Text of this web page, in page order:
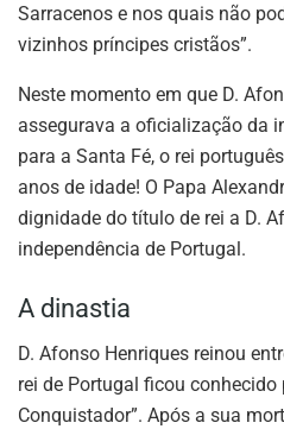
Sarracenos e nos quais não
vizinhos príncipes cristãos”.
Neste momento em que D.
assegurava a oficialização da
para a Santa Fé, o rei
anos de idade! O Papa
dignidade do título de rei a D.
independência de Portugal.
A dinastia
D. Afonso Henriques reinou
rei de Portugal ficou conhecido
Conquistador”. Após a sua